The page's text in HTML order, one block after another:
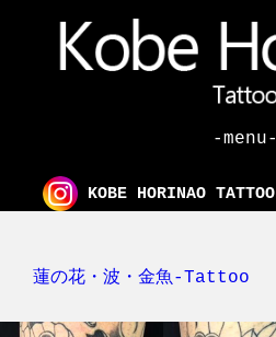
-menu-
KOBE HORINAO TATTOO
蓮の花・波・金魚-Tattoo